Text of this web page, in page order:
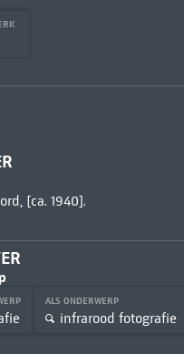
[ca. 1940].
ALS ONDERWERP
infrarood fotografie